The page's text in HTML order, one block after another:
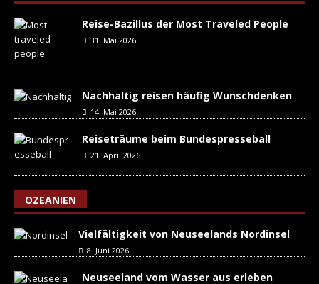
Reise-Bazillus der Most Traveled People
31. Mai 2026
Nachhaltig reisen häufig Wunschdenken
14. Mai 2026
Reiseträume beim Bundespresseball
21. April 2026
OZEANIEN
Vielfältigkeit von Neuseelands Nordinsel
8. Juni 2026
Neuseeland vom Wasser aus erleben